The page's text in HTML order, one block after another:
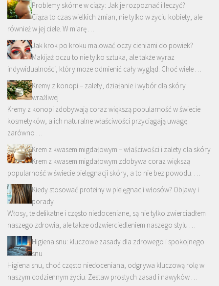
Problemy skórne w ciąży: Jak je rozpoznać i leczyć?
Ciąża to czas wielkich zmian, nie tylko w życiu kobiety, ale
również w jej ciele. W miarę …
Jak krok po kroku malować oczy cieniami do powiek?
Makijaż oczu to nie tylko sztuka, ale także wyraz
indywidualności, który może odmienić cały wygląd. Choć wiele …
Kremy z konopi – zalety, działanie i wybór dla skóry
wrażliwej
Kremy z konopi zdobywają coraz większą popularność w świecie
kosmetyków, a ich naturalne właściwości przyciągają uwagę
zarówno …
Krem z kwasem migdałowym – właściwości i zalety dla skóry
Krem z kwasem migdałowym zdobywa coraz większą
popularność w świecie pielęgnacji skóry, a to nie bez powodu. …
Kiedy stosować proteiny w pielęgnacji włosów? Objawy i
porady
Włosy, te delikatne i często niedoceniane, są nie tylko zwierciadłem
naszego zdrowia, ale także odzwierciedleniem naszego stylu …
Higiena snu: kluczowe zasady dla zdrowego i spokojnego
snu
Higiena snu, choć często niedoceniana, odgrywa kluczową rolę w
naszym codziennym życiu. Zestaw prostych zasad i nawyków …